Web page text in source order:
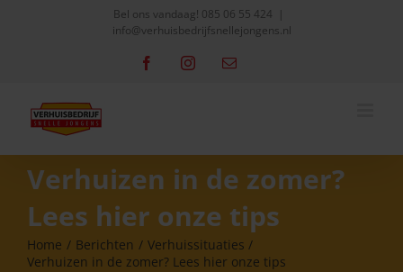
Bel ons vandaag! 085 06 55 424
info@verhuisbedrijfsnellejongens.nl
FacebookInstagramEmail
Verhuizen in de zomer?
Lees hier onze tips
Home Berichten
Verhuissituaties
Verhuizen in de zomer? Lees hier onze tips